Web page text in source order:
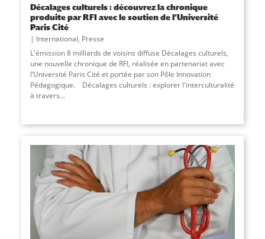
Décalages culturels : découvrez la chronique
produite par RFI avec le soutien de l’Université
Paris Cité
International, Presse
L'émission 8 milliards de voisins diffuse Décalages culturels,
une nouvelle chronique de RFI, réalisée en partenariat avec
l’Université Paris Cité et portée par son Pôle Innovation
Pédagogique. Décalages culturels : explorer l'interculturalité
à travers...